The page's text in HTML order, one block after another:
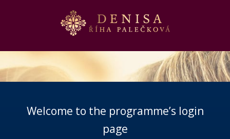
Welcome to the programme’s login
page